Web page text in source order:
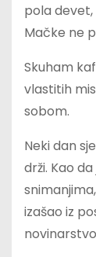
pola devet,
Mačke ne
Skuham
vlastitih
sobom.
Neki dan
drži. Kao
izašao iz